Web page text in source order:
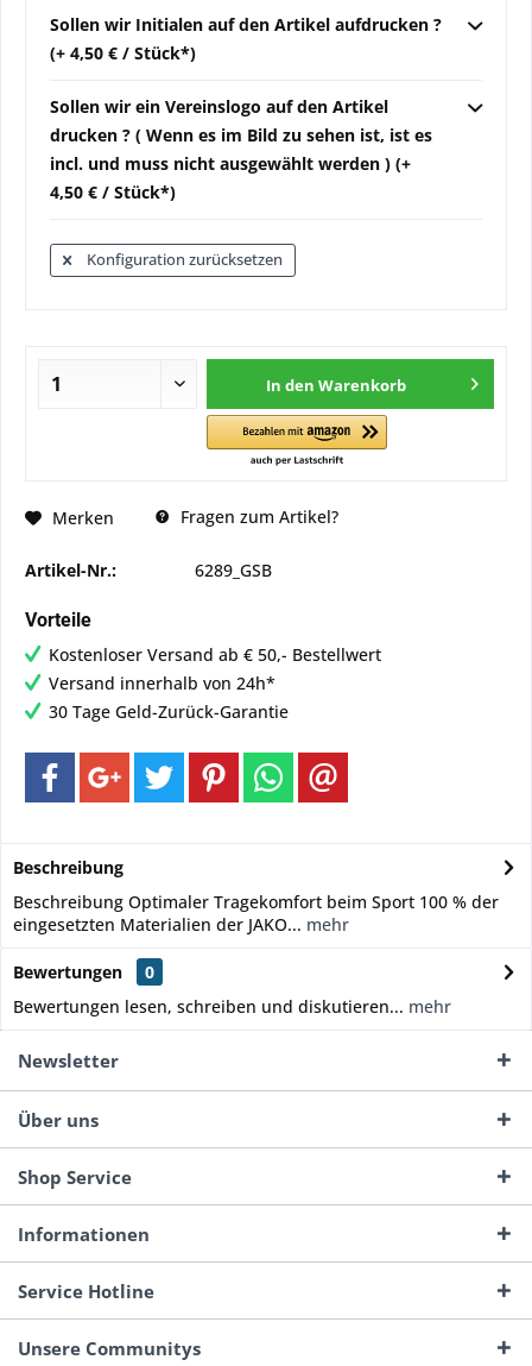
Sollen wir Initialen auf den Artikel aufdrucken ?
(+ 4,50 € / Stück*)
Sollen wir ein Vereinslogo auf den Artikel
drucken ? ( Wenn es im Bild zu sehen ist, ist es
incl. und muss nicht ausgewählt werden ) (+
4,50 € / Stück*)
Konfiguration zurücksetzen
In den Warenkorb
Merken Fragen zum Artikel?
Artikel-Nr.: 6289_GSB
Vorteile
Kostenloser Versand ab € 50,- Bestellwert
Versand innerhalb von 24h*
30 Tage Geld-Zurück-Garantie
Beschreibung
Beschreibung Optimaler Tragekomfort beim Sport 100 % der
eingesetzten Materialien der JAKO... mehr
Bewertungen
0
Bewertungen lesen, schreiben und diskutieren... mehr
Newsletter
Über uns
Shop Service
Informationen
Service Hotline
Unsere Communitys